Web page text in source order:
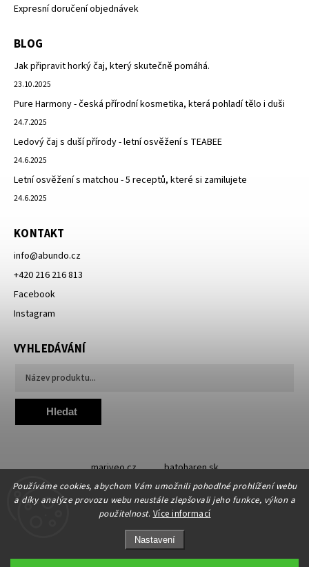
Používáme cookies, abychom Vám umožnili pohodlné prohlížení webu
a díky analýze provozu webu neustále zlepšovali jeho funkce, výkon a
použitelnost. Více informací
Nastavení
Expresní doručení objednávek
BLOG
Jak připravit horký čaj, který skutečně pomáhá.
23.10.2025
Pure Harmony - česká přírodní kosmetika, která pohladí tělo i duši
24.7.2025
Ledový čaj s duší přírody - letní osvěžení s TEABEE
24.6.2025
Letní osvěžení s matchou - 5 receptů, které si zamilujete
24.6.2025
KONTAKT
info@abundo.cz
+420 216 216 813
Facebook
Instagram
VYHLEDÁVÁNÍ
Hledat
mariveo.cz batoharen.sk
Copyright 2019 - 2026